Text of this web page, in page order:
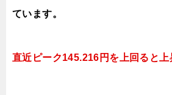
ています。
直近ピーク145.216円を上回ると上